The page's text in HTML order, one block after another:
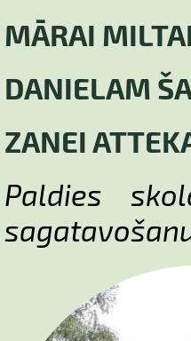
MĀRAI
DANIELAM
ZANEI
Paldies